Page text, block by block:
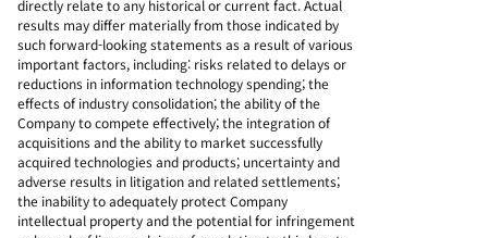
directly relate to any historical or current fact. Actual
results may differ materially from those indicated by
such forward-looking statements as a result of various
important factors, including: risks related to delays or
reductions in information technology spending; the
effects of industry consolidation; the ability of the
Company to compete effectively; the integration of
acquisitions and the ability to market successfully
acquired technologies and products; uncertainty and
adverse results in litigation and related settlements;
the inability to adequately protect Company
intellectual property and the potential for infringement